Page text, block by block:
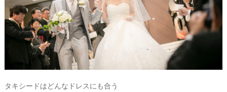
タキシードはどんなドレスにも合う